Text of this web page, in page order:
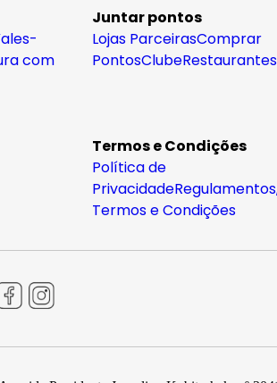
com
Juntar pontos
Lojas ParceirasComprar
PontosClubeRestaurantes
Termos e Condições
Política de
Privacidade
Termos e Condições